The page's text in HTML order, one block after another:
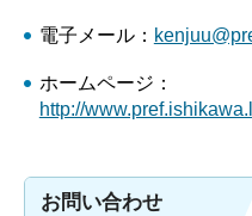
電子メール：
ホームページ：
http://
お問い合わせ